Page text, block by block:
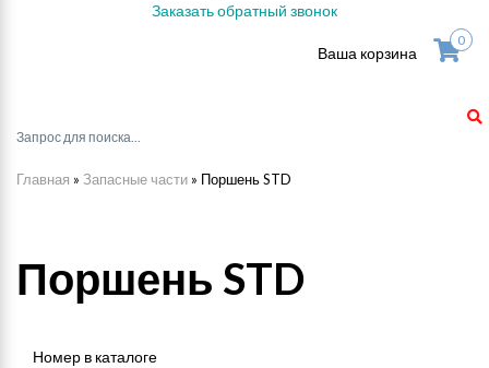
Заказать обратный звонок
Ваша корзина
0
Главная » Запасные части » Поршень STD
Поршень STD
Номер в каталоге